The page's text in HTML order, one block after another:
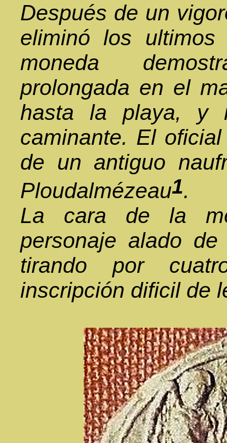
Después de un
eliminó los
moneda
prolongada en el
hasta la playa, y
caminante. El
de un antiguo
Ploudalmézeau1.
La cara de la
personaje alado
tirando por
inscripción dificil de